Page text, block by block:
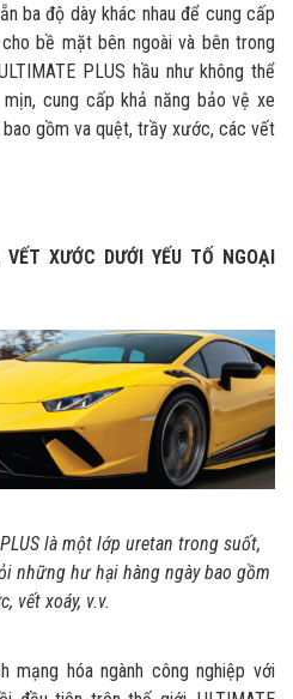
ba độ dày khác nhau để cung cấp
bề mặt bên ngoài và bên trong
PLUS hầu như không thể
cung cấp khả năng bảo vệ xe
bao gồm va quệt, trầy xước, các vết
XƯỚC DƯỚI YẾU TỐ NGOẠI
là một lớp uretan trong suốt,
những hư hại hàng ngày bao gồm
vết xoáy, v.v.
mạng hóa ngành công nghiệp với